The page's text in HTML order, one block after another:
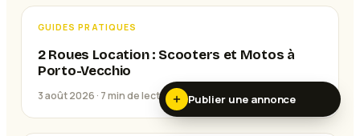
GUIDES PRATIQUES
2 Roues Location : Scooters et Motos à
Porto-Vecchio
3 août 2026 · 7min de lecture Publier une annonce